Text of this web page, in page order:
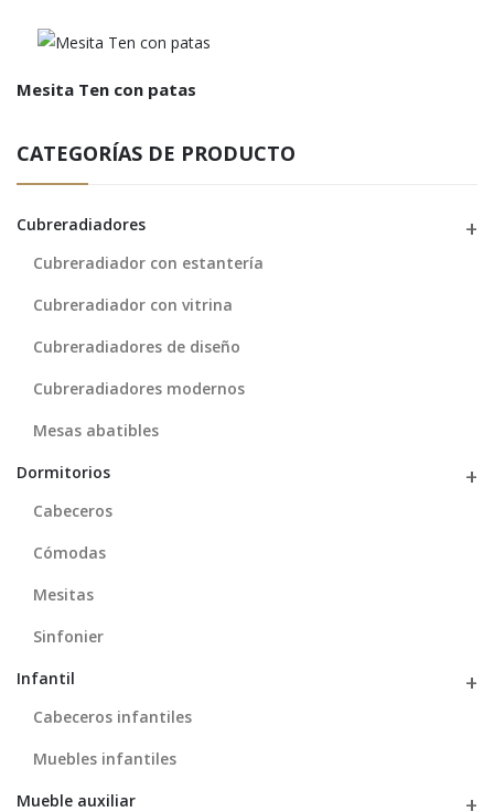
Mesita Ten con patas
CATEGORÍAS DE PRODUCTO
Cubreradiadores
Cubreradiador con estantería
Cubreradiador con vitrina
Cubreradiadores de diseño
Cubreradiadores modernos
Mesas abatibles
Dormitorios
Cabeceros
Cómodas
Mesitas
Sinfonier
Infantil
Cabeceros infantiles
Muebles infantiles
Mueble auxiliar